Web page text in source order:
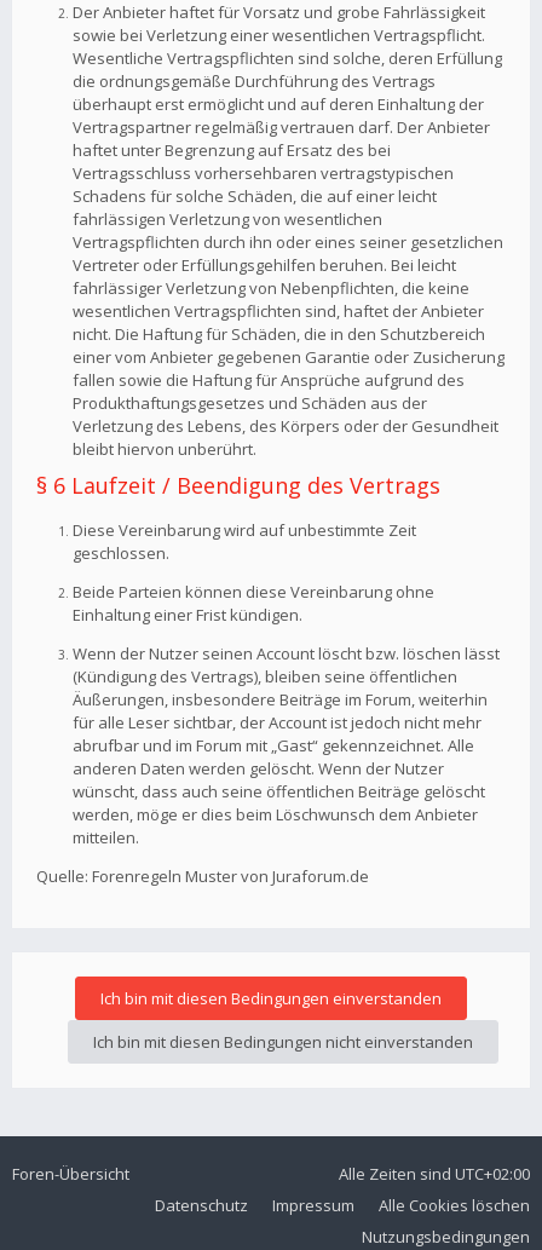
Der Anbieter haftet für Vorsatz und grobe Fahrlässigkeit
sowie bei Verletzung einer wesentlichen Vertragspflicht.
Wesentliche Vertragspflichten sind solche, deren Erfüllung
die ordnungsgemäße Durchführung des Vertrags
überhaupt erst ermöglicht und auf deren Einhaltung der
Vertragspartner regelmäßig vertrauen darf. Der Anbieter
haftet unter Begrenzung auf Ersatz des bei
Vertragsschluss vorhersehbaren vertragstypischen
Schadens für solche Schäden, die auf einer leicht
fahrlässigen Verletzung von wesentlichen
Vertragspflichten durch ihn oder eines seiner gesetzlichen
Vertreter oder Erfüllungsgehilfen beruhen. Bei leicht
fahrlässiger Verletzung von Nebenpflichten, die keine
wesentlichen Vertragspflichten sind, haftet der Anbieter
nicht. Die Haftung für Schäden, die in den Schutzbereich
einer vom Anbieter gegebenen Garantie oder Zusicherung
fallen sowie die Haftung für Ansprüche aufgrund des
Produkthaftungsgesetzes und Schäden aus der
Verletzung des Lebens, des Körpers oder der Gesundheit
bleibt hiervon unberührt.
§ 6 Laufzeit / Beendigung des Vertrags
Diese Vereinbarung wird auf unbestimmte Zeit
geschlossen.
Beide Parteien können diese Vereinbarung ohne
Einhaltung einer Frist kündigen.
Wenn der Nutzer seinen Account löscht bzw. löschen lässt
(Kündigung des Vertrags), bleiben seine öffentlichen
Äußerungen, insbesondere Beiträge im Forum, weiterhin
für alle Leser sichtbar, der Account ist jedoch nicht mehr
abrufbar und im Forum mit „Gast“ gekennzeichnet. Alle
anderen Daten werden gelöscht. Wenn der Nutzer
wünscht, dass auch seine öffentlichen Beiträge gelöscht
werden, möge er dies beim Löschwunsch dem Anbieter
mitteilen.
Quelle: Forenregeln Muster von Juraforum.de
Foren-Übersicht Alle Zeiten sind UTC+02:00
Alle Cookies löschen
Impressum
Datenschutz
Nutzungsbedingungen